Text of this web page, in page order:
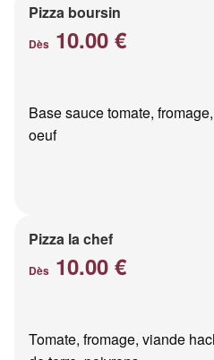
Pizza boursin
Dès 10.00 €
Base sauce tomate,
oeuf
Pizza la chef
Dès 10.00 €
Tomate, fromage, viande